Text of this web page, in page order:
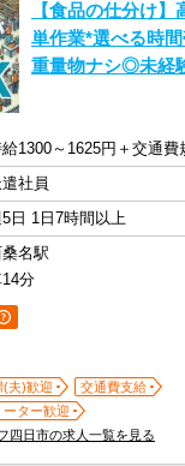
【食品の仕分け
単作業*選べる時
重量物ナシ◎未経
1300～1625円＋交通費
社員
日 1日7時間以上
名駅
分
(夫)歓迎
交通費支給
ーター歓迎
四日市の求人一覧を見る